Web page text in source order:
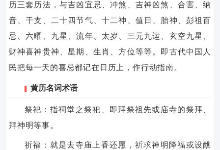
历三套历法，与吉凶宜忌、冲煞、吉神凶煞、合害、纳
音、干支、二十四节气、十二神、值日、胎神、彭祖百
忌、六曜、九星、流年、太岁、三元九运、玄空九星、
财神喜神贵神、星期、生肖、方位等等。即古代中国人
民把每一天的喜忌都记在日历上，作行动指南。
黄历名词术语
祭祀：指祠堂之祭祀、即拜祭祖先或庙寺的祭拜、
拜神明等事。
祈福：就是去寺庙上香还愿，祈求神明降福或设醮